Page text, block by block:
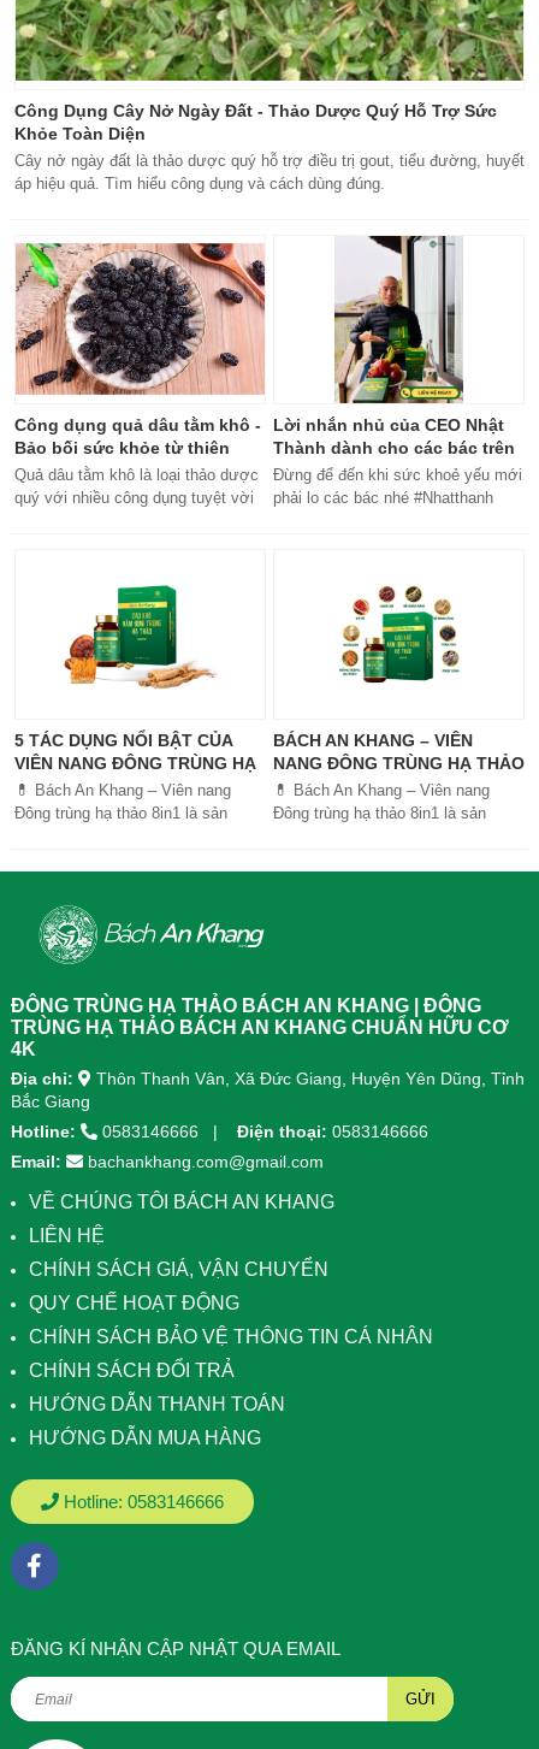
Công Dụng Cây Nở Ngày Đất - Thảo Dược Quý Hỗ Trợ Sức
Khỏe Toàn Diện
Cây nở ngày đất là thảo dược quý hỗ trợ điều trị gout, tiểu đường, huyết
áp hiệu quả. Tìm hiểu công dụng và cách dùng đúng.
Công dụng quả dâu tằm khô -
Bảo bối sức khỏe từ thiên
nhiên
Quả dâu tằm khô là loại thảo dược
quý với nhiều công dụng tuyệt vời
Lời nhắn nhủ của CEO Nhật
Thành dành cho các bác trên
50 tuổi
Đừng để đến khi sức khoẻ yếu mới
phải lo các bác nhé #Nhatthanh
#khoetubentrong #nhatthanhbak
5 TÁC DỤNG NỔI BẬT CỦA
VIÊN NANG ĐÔNG TRÙNG HẠ
THẢO BÁCH AN KHANG
💊 Bách An Khang – Viên nang
Đông trùng hạ thảo 8in1 là sản
tiêu hóa, ngủ ngon, giảm mệt mỏi.
Sản phẩm được sản xuất tại nhà
máy đạt chuẩn GMP, sử dụng công
giúp hấp thu nhanh và hiệu quả
hơn.
BÁCH AN KHANG – VIÊN
NANG ĐÔNG TRÙNG HẠ THẢO
8IN1: GIẢI PHÁP SỨC KHỎE
TOÀN DIỆN
💊 Bách An Khang – Viên nang
Đông trùng hạ thảo 8in1 là sản
ĐÔNG TRÙNG HẠ THẢO BÁCH AN KHANG | ĐÔNG
TRÙNG HẠ THẢO BÁCH AN KHANG CHUẨN HỮU CƠ
4K
Địa chỉ:
Thôn Thanh Vân, Xã Đức Giang, Huyện Yên Dũng, Tỉnh
Bắc Giang
Hotline:
0583146666 Điện thoại: 0583146666
Email:
bachankhang.com@gmail.com
VỀ CHÚNG TÔI BÁCH AN KHANG
LIÊN HỆ
CHÍNH SÁCH GIÁ, VẬN CHUYỂN
QUY CHẾ HOẠT ĐỘNG
CHÍNH SÁCH BẢO VỆ THÔNG TIN CÁ NHÂN
CHÍNH SÁCH ĐỔI TRẢ
HƯỚNG DẪN THANH TOÁN
HƯỚNG DẪN MUA HÀNG
Hotline: 0583146666
ÐĂNG KÍ NHẬN CẬP NHẬT QUA EMAIL
GỬI